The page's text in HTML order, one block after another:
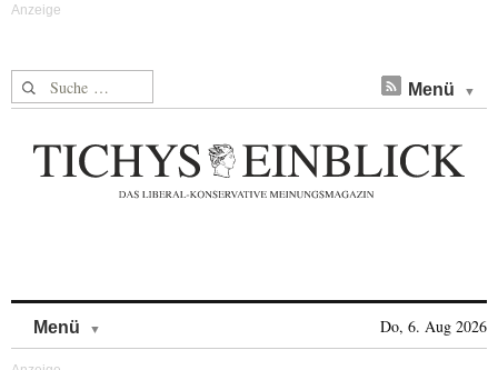
Suche nach: Menü
Menü Do, 6. Aug 2026